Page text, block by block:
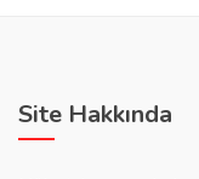
Site Hakkında